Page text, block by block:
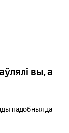
вы, а
падобныя да